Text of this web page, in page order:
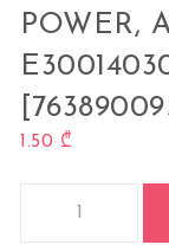
POWER,
1.50 ₾